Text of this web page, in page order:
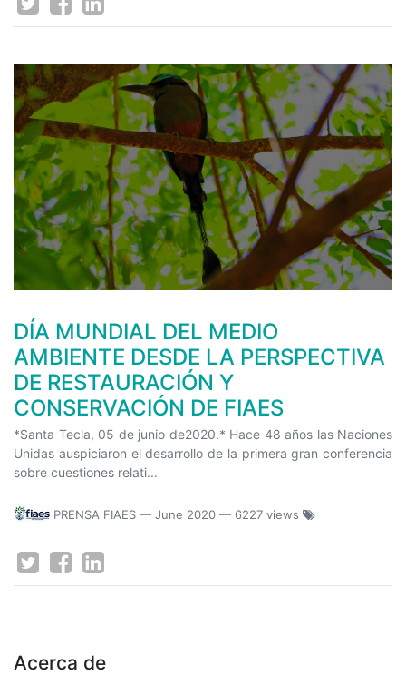
DÍA MUNDIAL DEL MEDIO
AMBIENTE DESDE LA PERSPECTIVA
DE RESTAURACIÓN Y
CONSERVACIÓN DE FIAES
*Santa Tecla, 05 de junio de2020.* Hace 48 años las Naciones
Unidas auspiciaron el desarrollo de la primera gran conferencia
sobre cuestiones relati...
PRENSA FIAES — June 2020 — 6227 views
Acerca de